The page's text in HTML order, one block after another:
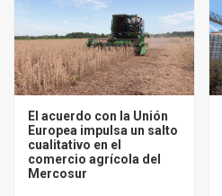
El acuerdo con la Unión
Europea impulsa un salto
cualitativo en el
comercio agrícola del
Mercosur